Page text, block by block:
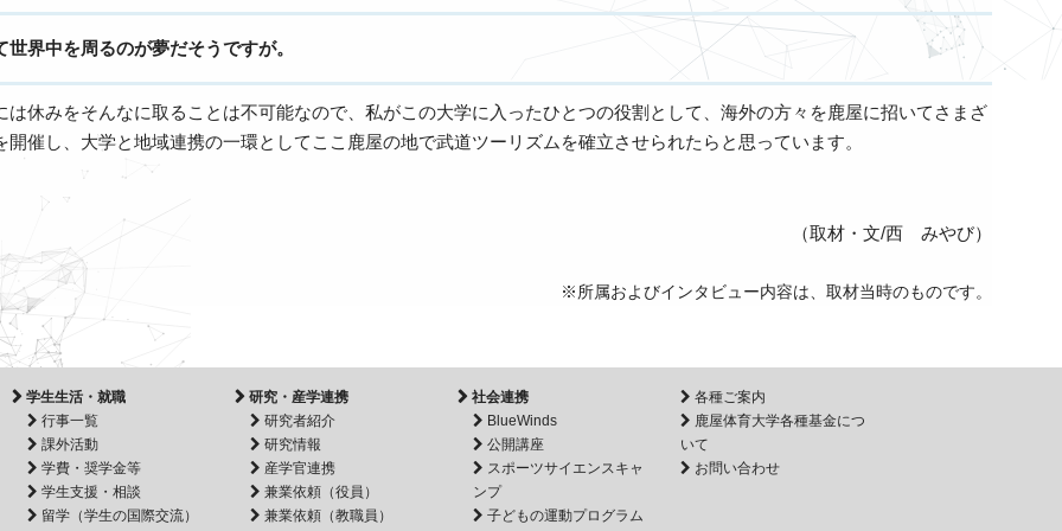
世界中を周るのが夢だそうですが。
休みをそんなに取ることは不可能なので、私がこの大学に入ったひとつの役割として、海外の方々を鹿屋に招いてさまざ
開催し、大学と地域連携の一環としてここ鹿屋の地で武道ツーリズムを確立させられたらと思っています。
（取材・文/西 みやび）
※所属およびインタビュー内容は、取材当時のものです。
学生生活・就職
行事一覧
課外活動
学費・奨学金等
学生支援・相談
留学（学生の国際交流）
研究・産学連携
研究者紹介
研究情報
産学官連携
兼業依頼（役員）
兼業依頼（教職員）
社会連携
BlueWinds
公開講座
スポーツサイエンスキャ
ンプ
子どもの運動プログラム
各種ご案内
鹿屋体育大学各種基金につ
いて
お問い合わせ